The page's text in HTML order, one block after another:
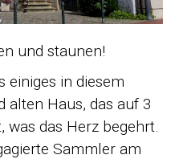
und staunen!
einiges in diesem
alten Haus, das auf 3
das Herz begehrt.
Sammler am